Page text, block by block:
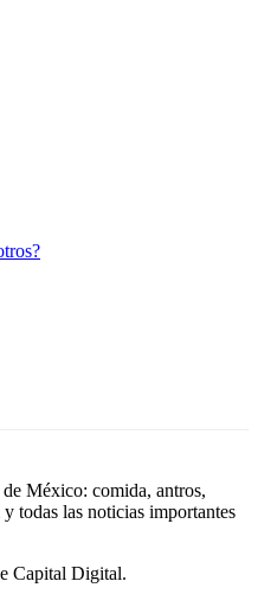
México: comida, antros,
todas las noticias importantes
Capital Digital.